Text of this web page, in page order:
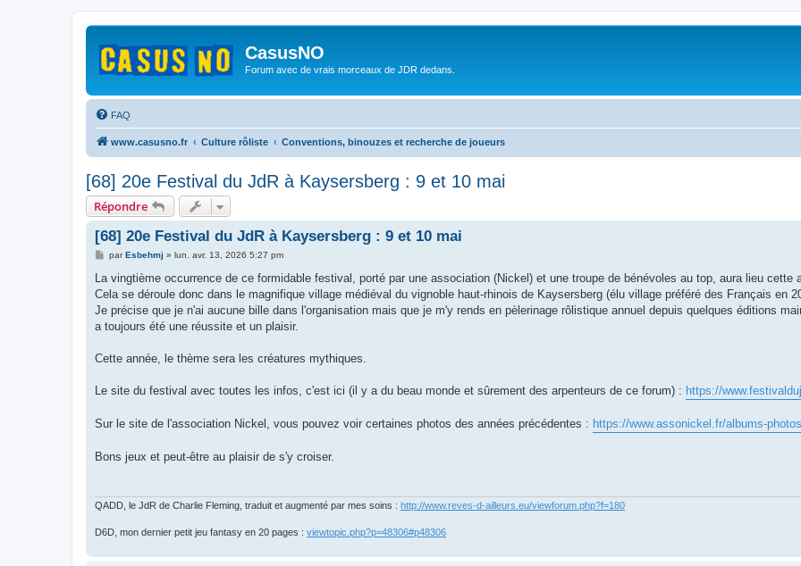
CasusNO
Forum avec de vrais morceaux de JDR dedans.
FAQ
www.casusno.fr Culture rôliste Conventions, binouzes et recherche de joueurs
[68] 20e Festival du JdR à Kaysersberg : 9 et 10 mai
Répondre
[68] 20e Festival du JdR à Kaysersberg : 9 et 10 mai
M
s
a
g
parEsbehmj » lun. avr. 13, 2026 5:27 pm
La vingtième occurrence de ce formidable festival, porté par une association (Nickel) et une troupe de bénévoles au top, aura lieu cette
Cela se déroule donc dans le magnifique village médiéval du vignoble haut-rhinois de Kaysersberg (élu village préféré des Français en
Je précise que je n'ai aucune bille dans l'organisation mais que je m'y rends en pèlerinage rôlistique annuel depuis quelques éditions
a toujours été une réussite et un plaisir.
Cette année, le thème sera les créatures mythiques.
Le site du festival avec toutes les infos, c'est ici (il y a du beau monde et sûrement des arpenteurs de ce forum) : https://
Sur le site de l'association Nickel, vous pouvez voir certaines photos des années précédentes : https://www.assonickel.fr/albums-
Bons jeux et peut-être au plaisir de s'y croiser.
QADD, le JdR de Charlie Fleming, traduit et augmenté par mes soins : http://www.reves-d-ailleurs.eu/viewforum.php?f=180
D6D, mon dernier petit jeu fantasy en 20 pages : viewtopic.php?p=48306#p48306